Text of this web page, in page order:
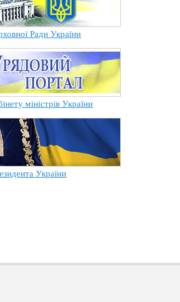
Ради України
міністрів України
України